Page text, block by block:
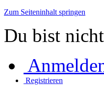
Zum Seiteninhalt springen
Du bist
Registrieren